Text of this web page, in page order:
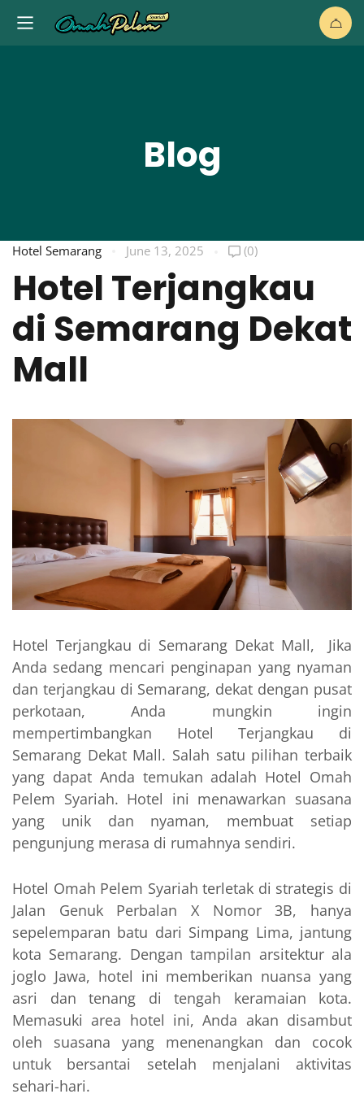
Blog
Hotel Semarang June 13, 2025 (0)
Hotel Terjangkau
di Semarang Dekat
Mall
Hotel Terjangkau di Semarang Dekat Mall, Jika
Anda sedang mencari penginapan yang nyaman
dan terjangkau di Semarang, dekat dengan pusat
perkotaan, Anda mungkin ingin
mempertimbangkan Hotel Terjangkau di
Semarang Dekat Mall. Salah satu pilihan terbaik
yang dapat Anda temukan adalah Hotel Omah
Pelem Syariah. Hotel ini menawarkan suasana
yang unik dan nyaman, membuat setiap
pengunjung merasa di rumahnya sendiri.
Hotel Omah Pelem Syariah terletak di strategis di
Jalan Genuk Perbalan X Nomor 3B, hanya
sepelemparan batu dari Simpang Lima, jantung
kota Semarang. Dengan tampilan arsitektur ala
joglo Jawa, hotel ini memberikan nuansa yang
asri dan tenang di tengah keramaian kota.
Memasuki area hotel ini, Anda akan disambut
oleh suasana yang menenangkan dan cocok
untuk bersantai setelah menjalani aktivitas
sehari-hari.